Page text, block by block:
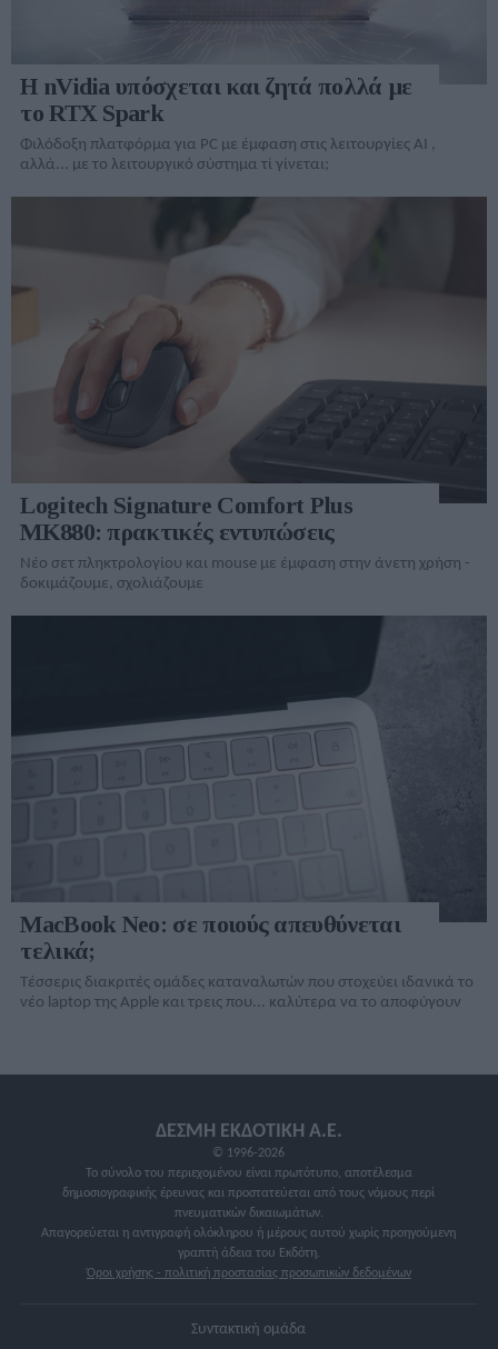
Η nVidia υπόσχεται και ζητά πολλά με
το RTX Spark
Φιλόδοξη πλατφόρμα για PC με έμφαση στις λειτουργίες AI ,
αλλά... με το λειτουργικό σύστημα τί γίνεται;
Logitech Signature Comfort Plus
MK880: πρακτικές εντυπώσεις
Νέο σετ πληκτρολογίου και mouse με έμφαση στην άνετη χρήση -
δοκιμάζουμε, σχολιάζουμε
MacBook Neo: σε ποιούς απευθύνεται
τελικά;
Τέσσερις διακριτές ομάδες καταναλωτών που στοχεύει ιδανικά το
νέο laptop της Apple και τρεις που... καλύτερα να το αποφύγουν
ΔΕΣΜΗ ΕΚΔΟΤΙΚΗ A.E.
© 1996-2026
Το σύνολο του περιεχομένου είναι πρωτότυπο, αποτέλεσμα
δημοσιογραφικής έρευνας και προστατεύεται από τους νόμους περί
πνευματικών δικαιωμάτων.
Απαγορεύεται η αντιγραφή ολόκληρου ή μέρους αυτού χωρίς προηγούμενη
γραπτή άδεια του Εκδότη.
Όροι χρήσης - πολιτική προστασίας προσωπικών δεδομένων
Συντακτική ομάδα